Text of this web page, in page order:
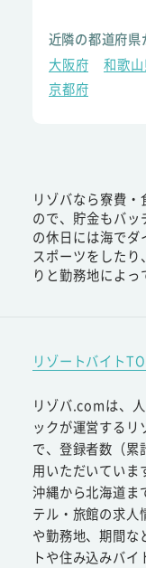
近隣の都道府県
大阪府
和歌
京都府
リゾバなら寮費
ので、貯金もバ
の休日には海で
スポーツをした
りと勤務地によっ
リゾートバイト
リゾバ.comは、
ックが運営するリ
で、登録者数（
用いただいていま
沖縄から北海道ま
テル・旅館の求人
や勤務地、期間な
トや住み込みバ